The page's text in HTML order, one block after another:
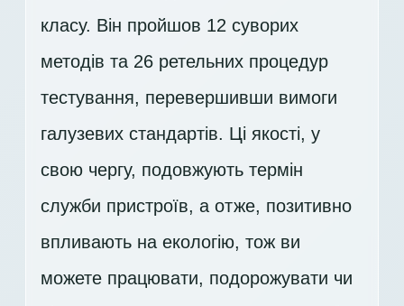
класу. Він пройшов 12 суворих
методів та 26 ретельних процедур
тестування, перевершивши вимоги
галузевих стандартів. Ці якості, у
свою чергу, подовжують термін
служби пристроїв, а отже, позитивно
впливають на екологію, тож ви
можете працювати, подорожувати чи